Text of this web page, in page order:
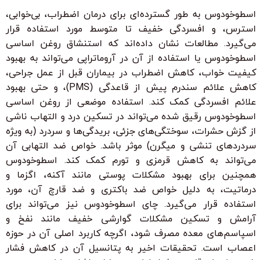
اسطوخودوس به طور گسترده‌ای برای درمان اضطراب، بی‌خوابی،
استرس، و افسردگی خفیف تا متوسط مورد استفاده قرار
می‌گیرد. مطالعات نشان داده‌اند که استنشاق روغن اساسی
اسطوخودوس یا استفاده از آن در آروماتراپی می‌تواند به بهبود
کیفیت خواب، کاهش اضطراب در بیماران قبل از عمل جراحی،
کاهش علائم سندرم پیش از قاعدگی (PMS)، و حتی بهبود
علائم افسردگی کمک کند. استفاده موضعی از روغن اساسی
اسطوخودوس رقیق شده می‌تواند در تسکین درد و التهاب ناشی
از گزش حشرات، سوختگی‌های جزئی، بریدگی‌ها و سردرد (به ویژه
سردردهای تنشی و میگرن) موثر باشد. خواص ضد التهابی آن
می‌تواند به کاهش قرمزی و تورم کمک کند. اسطوخودوس
همچنین برای بهبود مشکلات پوستی مانند آکنه، اگزما و
درماتیت، به دلیل خواص ضد باکتری و ضد قارچ آن، مورد
استفاده قرار می‌گیرد. چای اسطوخودوس نیز می‌تواند برای
آرامش و تسکین مشکلات گوارشی خفیف مانند نفخ و
اسپاسم‌های معده مصرف شود، اگرچه کاربرد اصلی آن در حوزه
اعصاب است. تحقیقات اخیر به پتانسیل آن در کاهش فشار